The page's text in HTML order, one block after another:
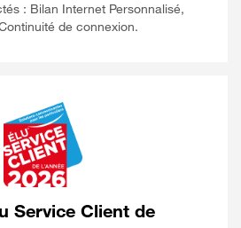
: Bilan Internet Personnalisé,
de connexion.
Service Client de